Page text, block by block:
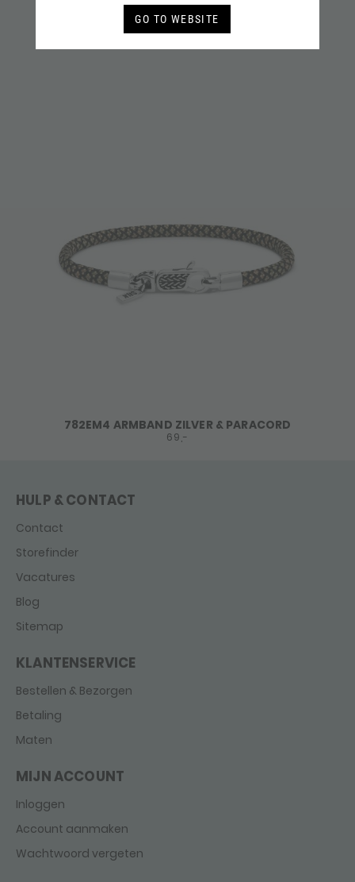
GO TO WEBSITE
RECENT BEKEKEN
782EM4 ARMBAND ZILVER & PARACORD
69,-
HULP & CONTACT
Contact
Storefinder
Vacatures
Blog
Sitemap
KLANTENSERVICE
Bestellen & Bezorgen
Betaling
Maten
MIJN ACCOUNT
Inloggen
Account aanmaken
Wachtwoord vergeten